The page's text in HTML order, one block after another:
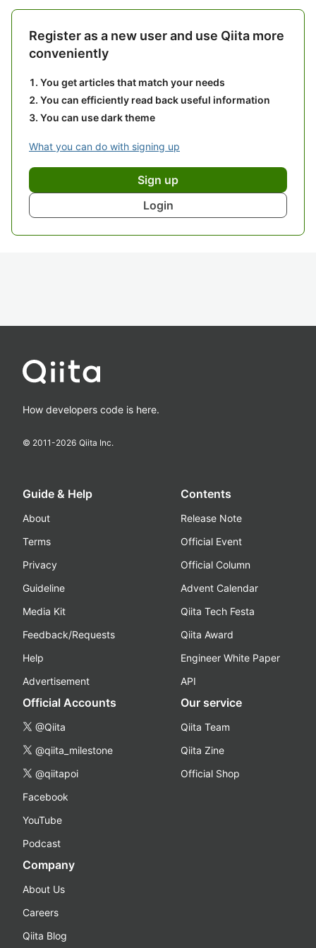
Register as a new user and use Qiita more
conveniently
You get articles that match your needs
You can efficiently read back useful information
You can use dark theme
What you can do with signing up
Sign up
Login
How developers code is here.
© 2011-2026 Qiita Inc.
Guide & Help
About
Terms
Privacy
Guideline
Media Kit
Feedback/Requests
Help
Advertisement
Contents
Release Note
Official Event
Official Column
Advent Calendar
Qiita Tech Festa
Qiita Award
Engineer White Paper
API
Official Accounts
@Qiita
@qiita_milestone
@qiitapoi
Facebook
YouTube
Podcast
Our service
Qiita Team
Qiita Zine
Official Shop
Company
About Us
Careers
Qiita Blog